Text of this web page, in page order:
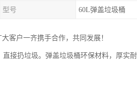
型号 60L弹盖垃圾桶
客户一齐携手合作，共同发展！
接扔垃圾。弹盖垃圾桶环保材料，厚实